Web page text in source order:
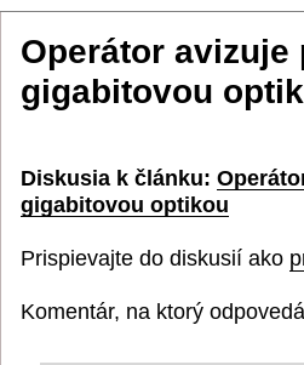
Operátor
gigabitovou
Diskusia k článku:
gigabitovou optikou
Prispievajte do diskusií ako
Komentár, na ktorý